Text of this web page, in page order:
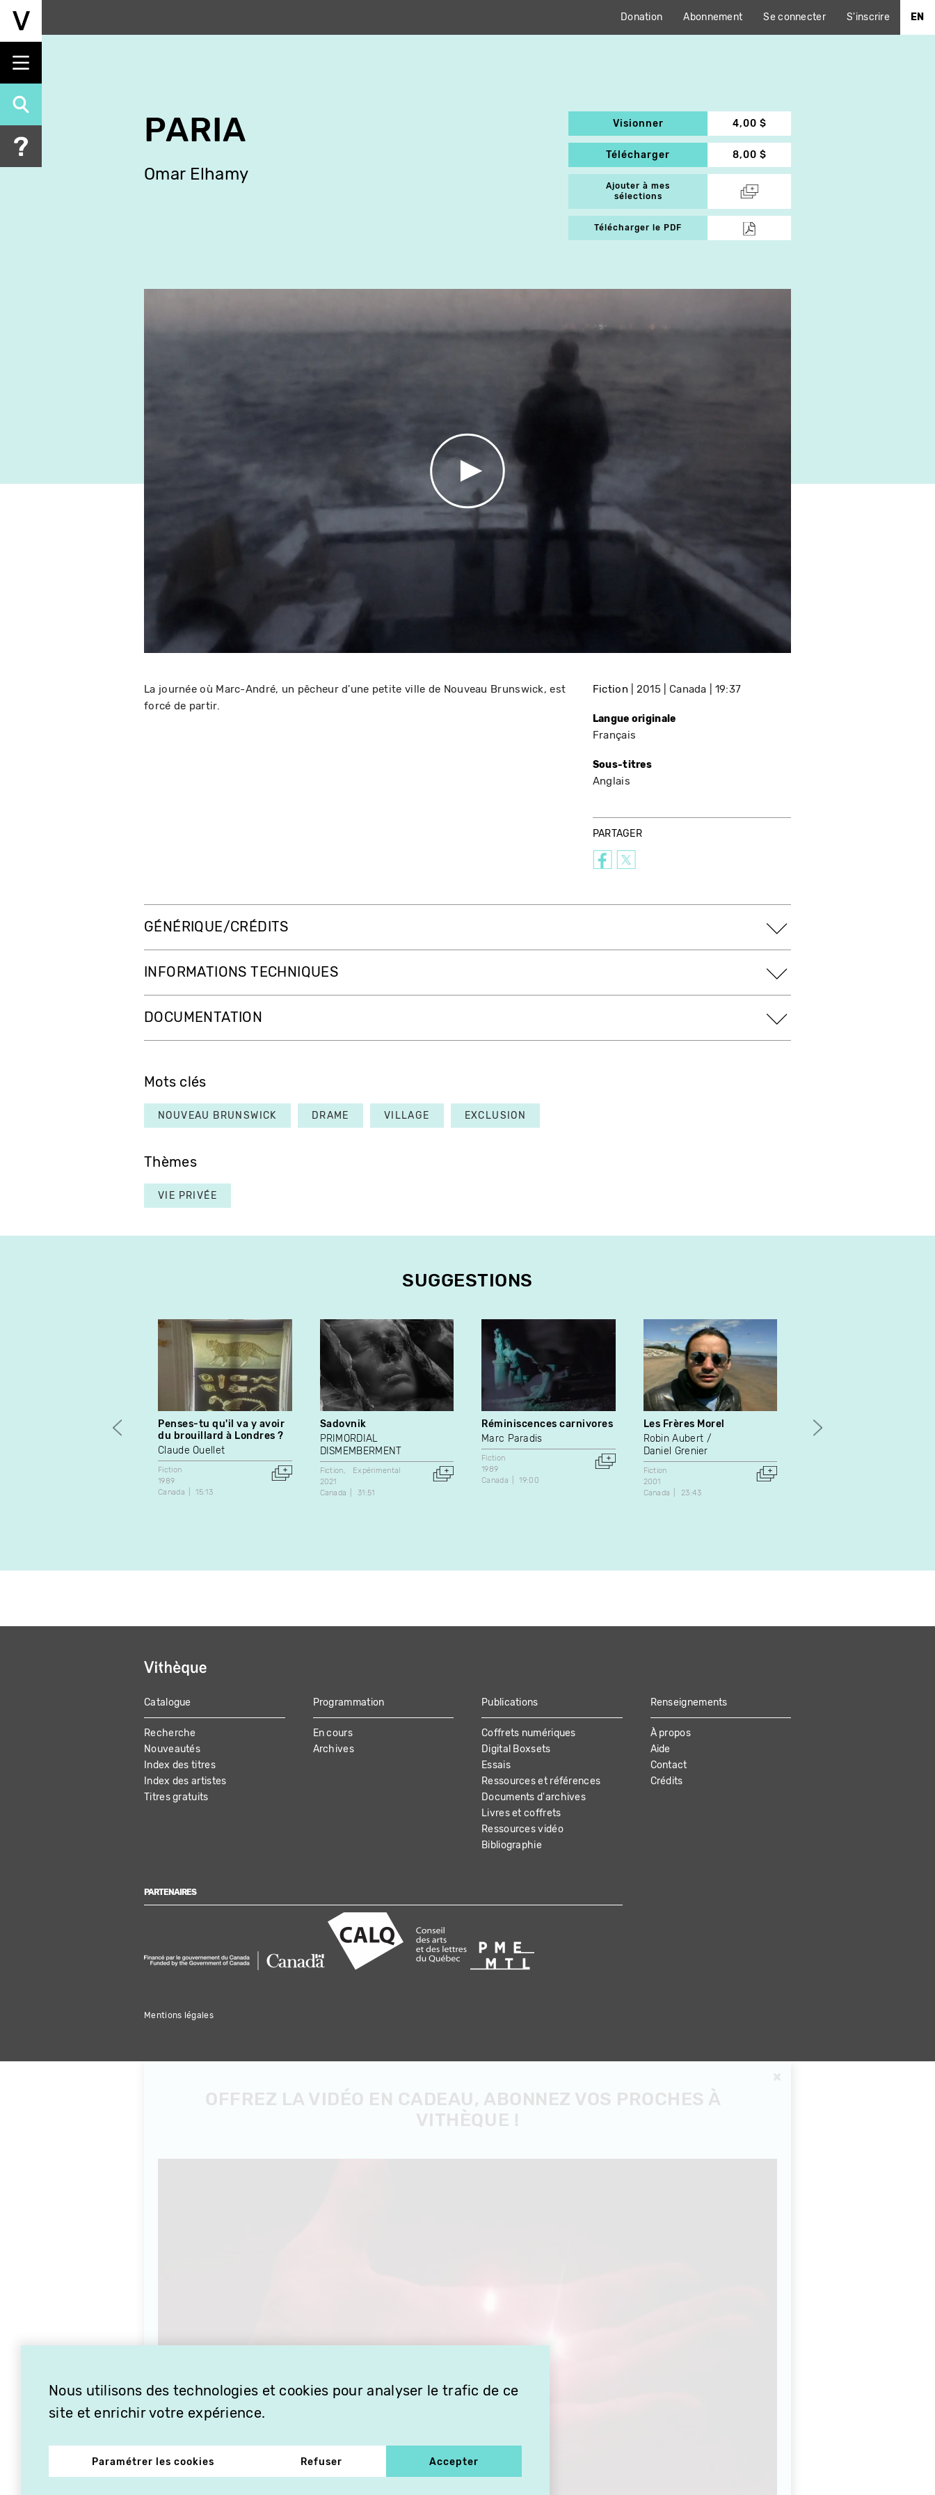
Aller
principal
Donation Abonnement Se connecter S'inscrire EN
PARIA
Omar Elhamy
Visionner 4,00 $
Télécharger 8,00 $
Ajouter à mes
sélections
Télécharger le PDF
La journée où Marc-André, un pêcheur d'une petite ville de Nouveau Brunswick, est
forcé de partir.
Fiction 2015 Canada 19:37
Langue originale
Français
Sous-titres
Anglais
PARTAGER
GÉNÉRIQUE/CRÉDITS
INFORMATIONS TECHNIQUES
DOCUMENTATION
Mots clés
NOUVEAU BRUNSWICK DRAME VILLAGE EXCLUSION
Thèmes
VIE PRIVÉE
SUGGESTIONS
Penses-tu qu'il va y avoir
du brouillard à Londres ?
Claude Ouellet
Fiction
1989
Canada
15:13
Sadovnik
PRIMORDIAL
DISMEMBERMENT
Fiction
Expérimental
2021
Canada
31:51
Réminiscences carnivores
Marc Paradis
Fiction
1989
Canada
19:00
Les Frères Morel
Robin Aubert
Daniel Grenier
Fiction
2001
Canada
23:43
L'appel
Rodrigue Jean
MAIN
NAVIGATION
Catalogue
Recherche
Nouveautés
Index des titres
Index des artistes
Titres gratuits
Programmation
En cours
Archives
Publications
Coffrets numériques
Digital Boxsets
Essais
Ressources et références
Documents d'archives
Livres et coffrets
Ressources vidéo
Bibliographie
Renseignements
À propos
Aide
Contact
Crédits
PARTENAIRES
Mentions légales
Nous utilisons des technologies et cookies pour analyser le trafic de ce
site et enrichir votre expérience.
Paramétrer les cookies Refuser Accepter